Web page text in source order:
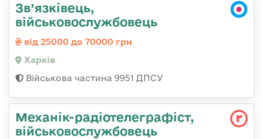
Зв’язківець,
військовослужбовець
від 25000 до 70000 грн
Харків
Військова частина 9951 ДПСУ
Механік-радіотелеграфіст,
військовослужбовець